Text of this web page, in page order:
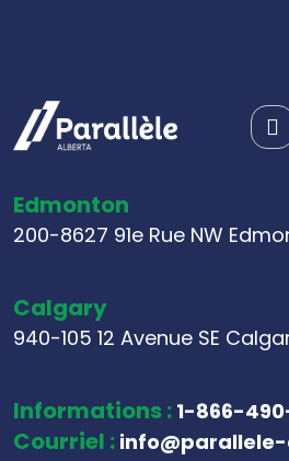
Edmonton
200-8627 91e Rue NW
Calgary
940-105 12 Avenue SE
Informations : 1-866-
Courriel :